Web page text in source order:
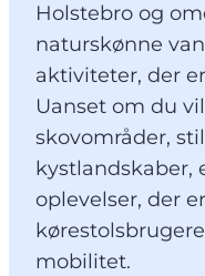
Holstebro og
naturskønne
aktiviteter, der
Uanset om du
skovområder,
kystlandskaber,
oplevelser, der
mobilitet.